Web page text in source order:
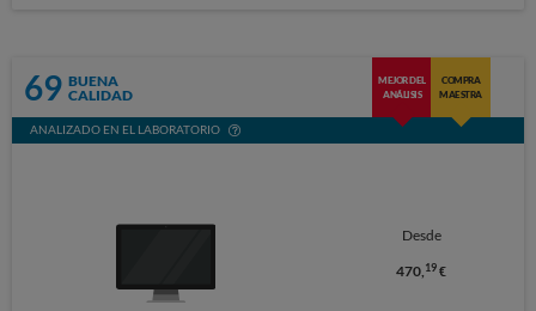
69 BUENA
CALIDAD
MEJOR DEL
ANÁLISIS
COMPRA
MAESTRA
ANALIZADO EN EL LABORATORIO
Desde
470,19 €